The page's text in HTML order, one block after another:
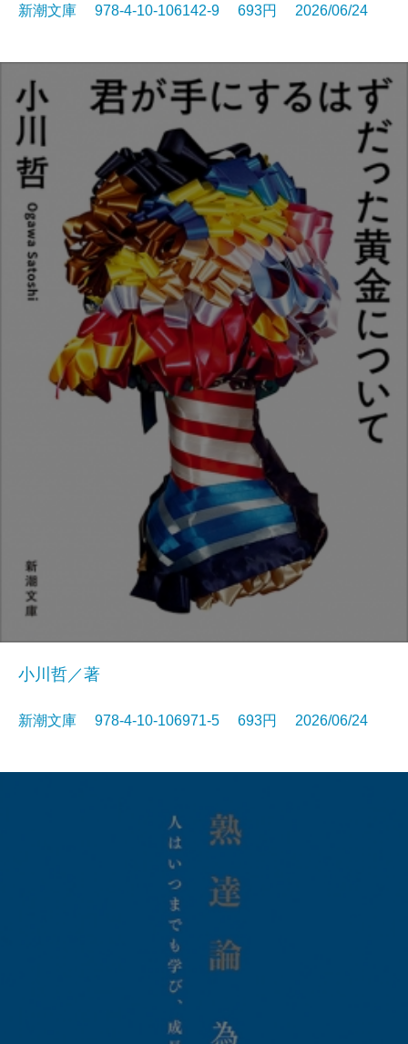
新潮文庫 978-4-10-106142-9 693円 2026/06/24
小川哲／著
新潮文庫 978-4-10-106971-5 693円 2026/06/24